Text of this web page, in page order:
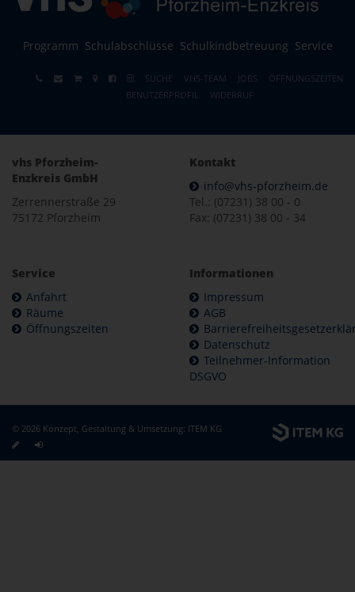
Programm Schulabschlüsse Schulkindbetreuung Service
SUCHE VHS-TEAM JOBS
ÖFFNUNGSZEITEN
BENUTZERPROFIL
WIDERRUF
vhs Pforzheim-
Enzkreis GmbH
Zerrennerstraße 29
75172 Pforzheim
Kontakt
info@vhs-pforzheim.de
Tel.: (07231) 38 00 - 0
Fax: (07231) 38 00 - 34
Service
Anfahrt
Räume
Öffnungszeiten
Informationen
Impressum
AGB
Datenschutz
Teilnehmer-Information
DSGVO
© 2026 Konzept, Gestaltung & Umsetzung: ITEM KG